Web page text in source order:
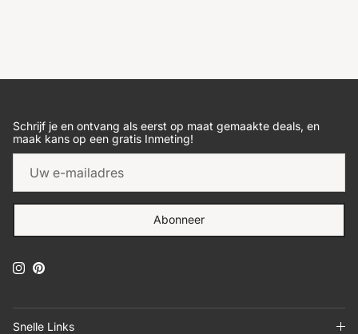
Schrijf je en ontvang als eerst op maat gemaakte deals, en
maak kans op een gratis Inmeting!
Abonneer
Instagram
Pinterest
Snelle Links